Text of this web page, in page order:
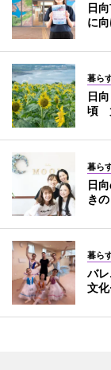
日
に
暮ら
日
頃
暮ら
日
き
暮ら
バ
文